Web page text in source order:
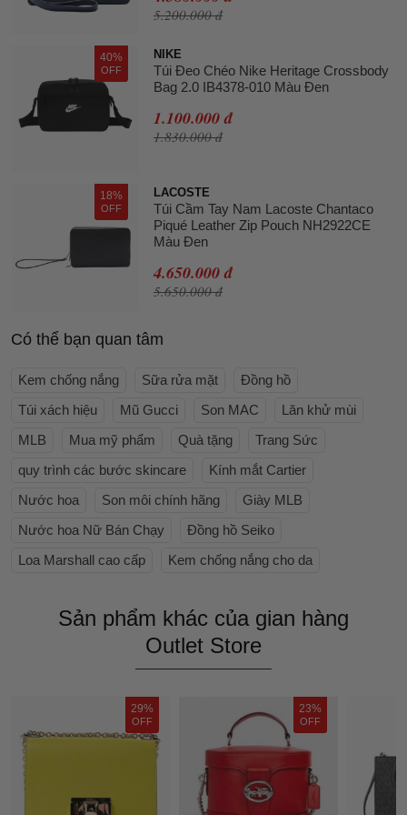
5.200.000 đ
40%
OFF
NIKE
Túi Đeo Chéo Nike Heritage Crossbody
Bag 2.0 IB4378-010 Màu Đen
1.100.000 đ
1.830.000 đ
18%
OFF
LACOSTE
Túi Cầm Tay Nam Lacoste Chantaco
Piqué Leather Zip Pouch NH2922CE
Màu Đen
4.650.000 đ
5.650.000 đ
Có thể bạn quan tâm
Kem chống nắng Sữa rửa mặt
Đồng hồ
Túi xách hiệu
Mũ Gucci Son MAC
Lăn khử mùi
MLB
Mua mỹ phẩm Quà tặng
Trang Sức
quy trình các bước skincare
Kính mắt Cartier
Nước hoa
Son môi chính hãng
Giày MLB
Nước hoa Nữ Bán Chạy
Đồng hồ Seiko
Loa Marshall cao cấp
Kem chống nắng cho da
Sản phẩm khác của gian hàng
Outlet Store
29%
OFF
23%
OFF